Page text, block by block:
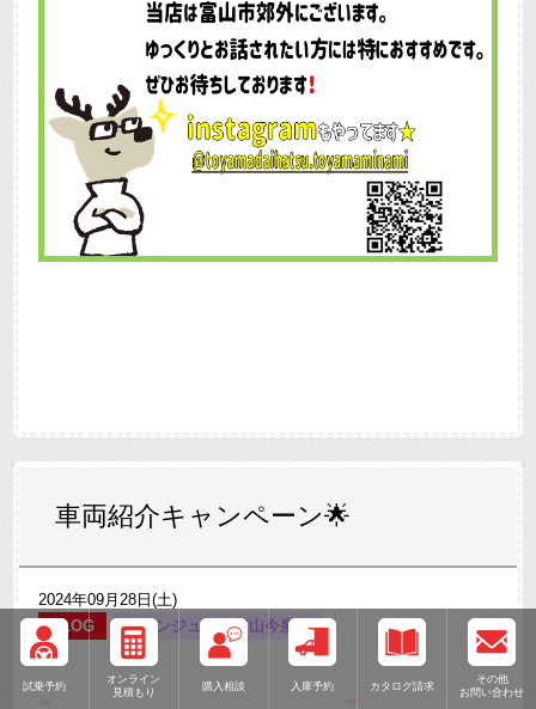
試乗予約
オンライン
見積もり
購入相談 入庫予約 カタログ請求
その他
お問い合わせ
車両紹介キャンペーン🌟
2024年09月28日(土)
BLOG
グランジュエル富山今泉店